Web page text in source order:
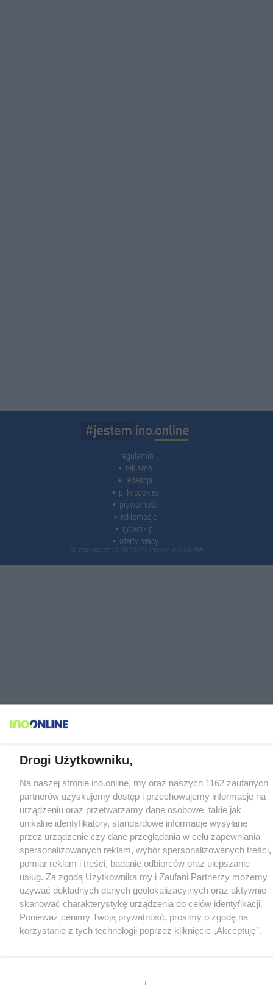
regulamin
reklama
redakcja
pliki cookies
prywatność
reklamacje
gowork.pl
oferty pracy
© copyright 2000-2026 Ino-online Media
Drogi Użytkowniku,
Na naszej stronie ino.online, my oraz naszych 1162 zaufanych
partnerów uzyskujemy dostęp i przechowujemy informacje na
urządzeniu oraz przetwarzamy dane osobowe, takie jak
unikalne identyfikatory, standardowe informacje wysyłane
przez urządzenie czy dane przeglądania w celu zapewniania
spersonalizowanych reklam, wybór spersonalizowanych treści,
pomiar reklam i treści, badanie odbiorców oraz ulepszanie
usług. Za zgodą Użytkownika my i Zaufani Partnerzy możemy
używać dokładnych danych geolokalizacyjnych oraz aktywnie
skanować charakterystykę urządzenia do celów identyfikacji.
Ponieważ cenimy Twoją prywatność, prosimy o zgodę na
korzystanie z tych technologii poprzez kliknięcie „Akceptuję”.